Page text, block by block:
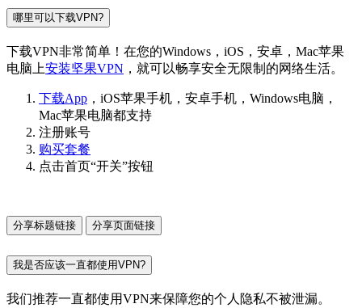
哪里可以下载VPN?
下载VPN非常简单！在您的Windows，iOS，安卓，Mac苹果
电脑上安装坚果VPN ，就可以畅享安全无限制的网络生活。
下载App ，iOS苹果手机，安卓手机，Windows电脑，
Mac苹果电脑都支持
注册账号
购买套餐
点击首页“开关”按钮
分享标题链接 分享页面链接
我是否应该一直都使用VPN?
我们推荐一直都使用VPN来保障您的个人隐私不被泄漏。